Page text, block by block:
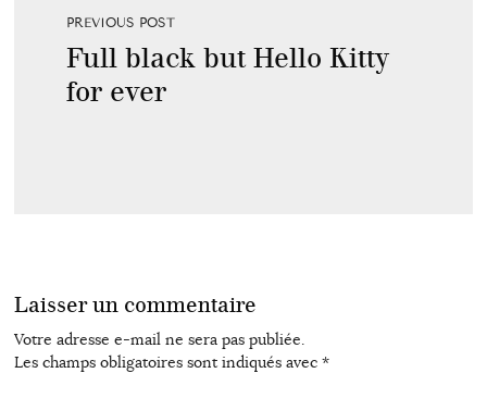
PREVIOUS POST
Full black but Hello Kitty
for ever
Laisser un commentaire
Votre adresse e-mail ne sera pas publiée.
Les champs obligatoires sont indiqués avec *